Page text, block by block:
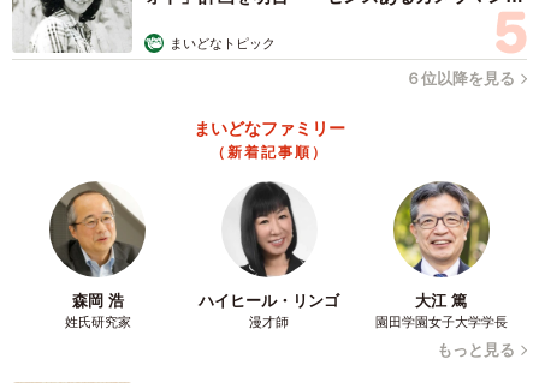
まいどなトピック
６位以降を見る
まいどなファミリー
（新着記事順）
森岡 浩
姓氏研究家
ハイヒール・リンゴ
漫才師
大江 篤
園田学園女子大学学長
もっと見る